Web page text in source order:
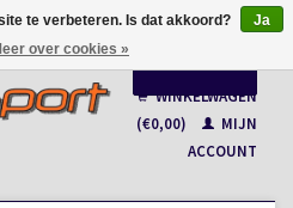
Français
WINKELWAGEN
(€0,00)
MIJN
ACCOUNT
te verbeteren. Is dat akkoord?
Ja
over cookies »